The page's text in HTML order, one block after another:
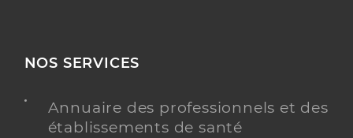
NOS SERVICES
Annuaire des professionnels et des
établissements de santé